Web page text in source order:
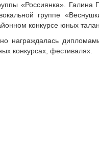
«Россиянка». Галина
группе
конкурсе юных
награждалась
конкурсах, фестивалях.